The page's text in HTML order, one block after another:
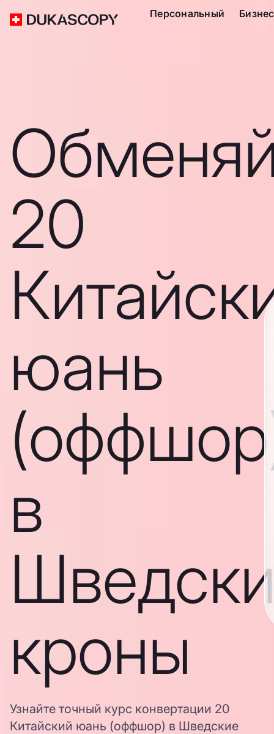
Персональный Бизнес
20
юань
в
кроны
Узнайте точный курс конвертации 20
Китайский юань (оффшор) в Шведские